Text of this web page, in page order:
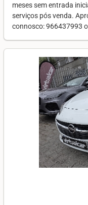
meses sem entrada
serviços pós venda.
connosco: 966437993